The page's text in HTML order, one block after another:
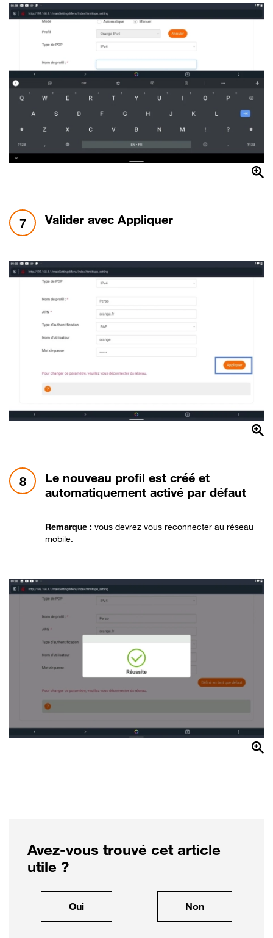
7 étape 7:
Valider avec Appliquer
8 étape 8:
Le nouveau profil est créé et
automatiquement activé par défaut
Remarque : vous devrez vous reconnecter au réseau
mobile.
Avez-vous trouvé cet article
utile ?
Oui, cet article m'a été utileNon, cet article ne